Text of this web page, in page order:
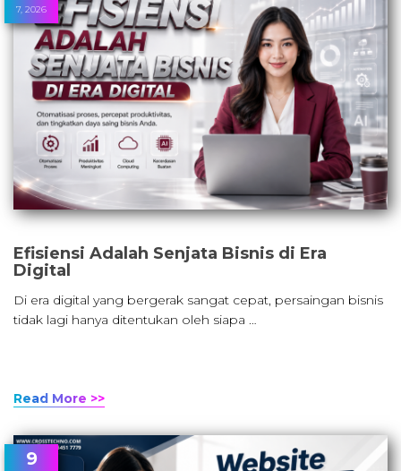
7, 2026
Efisiensi Adalah Senjata Bisnis di Era
Digital
Di era digital yang bergerak sangat cepat, persaingan bisnis
tidak lagi hanya ditentukan oleh siapa …
Read More >>
9